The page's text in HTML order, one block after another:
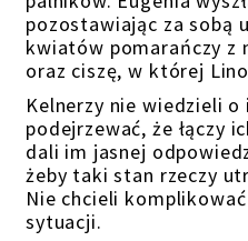
pozostawiając za sobą
kwiatów pomarańczy z
oraz ciszę, w której
Kelnerzy nie wiedzieli
podejrzewać, że łączy
dali im jasnej
żeby taki stan rzeczy
Nie chcieli
sytuacji.